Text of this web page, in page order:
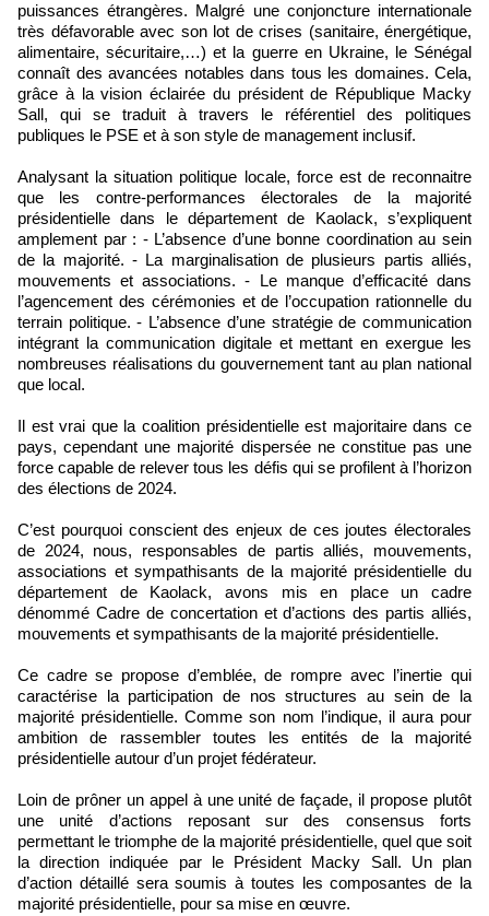
puissances étrangères. Malgré une conjoncture internationale
très défavorable avec son lot de crises (sanitaire, énergétique,
alimentaire, sécuritaire,…) et la guerre en Ukraine, le Sénégal
connaît des avancées notables dans tous les domaines. Cela,
grâce à la vision éclairée du président de République Macky
Sall, qui se traduit à travers le référentiel des politiques
publiques le PSE et à son style de management inclusif.
Analysant la situation politique locale, force est de reconnaitre
que les contre-performances électorales de la majorité
présidentielle dans le département de Kaolack, s’expliquent
amplement par : - L’absence d’une bonne coordination au sein
de la majorité. - La marginalisation de plusieurs partis alliés,
mouvements et associations. - Le manque d’efficacité dans
l’agencement des cérémonies et de l’occupation rationnelle du
terrain politique. - L’absence d’une stratégie de communication
intégrant la communication digitale et mettant en exergue les
nombreuses réalisations du gouvernement tant au plan national
que local.
Il est vrai que la coalition présidentielle est majoritaire dans ce
pays, cependant une majorité dispersée ne constitue pas une
force capable de relever tous les défis qui se profilent à l’horizon
des élections de 2024.
C’est pourquoi conscient des enjeux de ces joutes électorales
de 2024, nous, responsables de partis alliés, mouvements,
associations et sympathisants de la majorité présidentielle du
département de Kaolack, avons mis en place un cadre
dénommé Cadre de concertation et d’actions des partis alliés,
mouvements et sympathisants de la majorité présidentielle.
Ce cadre se propose d’emblée, de rompre avec l’inertie qui
caractérise la participation de nos structures au sein de la
majorité présidentielle. Comme son nom l’indique, il aura pour
ambition de rassembler toutes les entités de la majorité
présidentielle autour d’un projet fédérateur.
Loin de prôner un appel à une unité de façade, il propose plutôt
une unité d’actions reposant sur des consensus forts
permettant le triomphe de la majorité présidentielle, quel que soit
la direction indiquée par le Président Macky Sall. Un plan
d’action détaillé sera soumis à toutes les composantes de la
majorité présidentielle, pour sa mise en œuvre.